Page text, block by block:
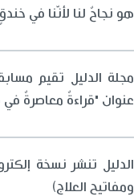
هو نجاحٌ لنا لأنّنا في
مجلة الدليل تقيم
عنوان "قراءةٌ معاصرةٌ
الدليل تنشر نسخة
ومفاتيح العلاج)